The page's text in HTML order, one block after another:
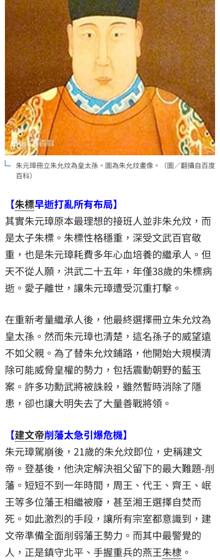
朱元璋冊立朱允炆為皇太孫。圖為朱允炆畫像。（圖／翻攝自百度
百科）
【朱標早逝打亂所有布局】
其實朱元璋原本最理想的接班人並非朱允炆，而
是太子朱標。朱標性格穩重，深受文武百官敬
重，也是朱元璋耗費多年心血培養的繼承人。但
天不從人願，洪武二十五年，年僅38歲的朱標病
逝。愛子離世，讓朱元璋遭受沉重打擊。
在重新考量繼承人後，他最終選擇冊立朱允炆為
皇太孫。然而朱元璋也清楚，這名孫子的威望遠
不如父親。為了替朱允炆鋪路，他開始大規模清
除可能威脅皇權的勢力，包括震動朝野的藍玉
案。許多功勳武將被誅殺，雖然暫時消除了隱
患，卻也讓大明失去了大量善戰將領。
【建文帝削藩太急引爆危機】
朱元璋駕崩後，21歲的朱允炆即位，史稱建文
帝。登基後，他決定解決祖父留下的最大難題-削
藩。短短不到一年時間，周王、代王、齊王、岷
王等多位藩王相繼被廢，甚至湘王選擇自焚而
死。如此激烈的手段，讓所有宗室都意識到，建
文帝準備全面削弱藩王勢力。而其中最警覺的
人，正是鎮守北平、手握重兵的燕王朱棣 。